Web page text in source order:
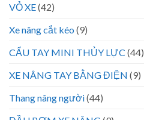
VỎ XE(42)
Xe nâng cắt kéo (9)
CẨU TAY MINI THỦY LỰC (44)
XE NÂNG TAY BẰNG ĐIỆN (9)
Thang nâng người(44)